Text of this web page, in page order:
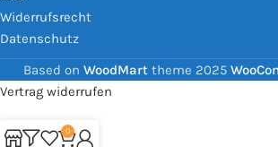
Widerrufsrecht
Datenschutz
Based on WoodMarttheme 2025
Vertrag widerrufen
0